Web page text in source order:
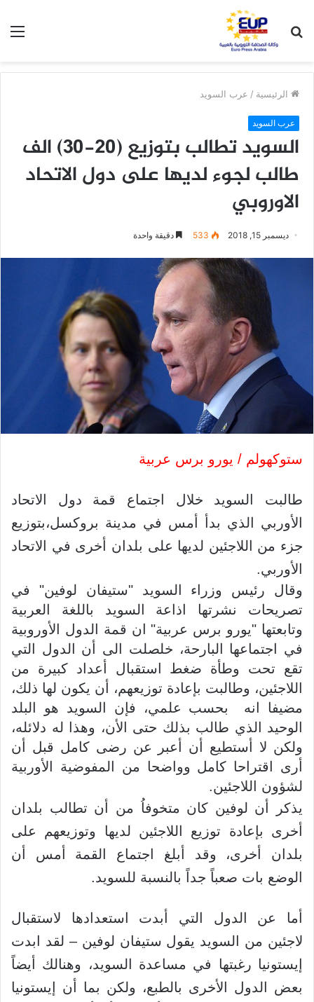
عن
الرئيسية / عرب السويد
عرب السويد
السويد تطالب بتوزيع (20-30) الف
طالب لجوء لديها على دول الاتحاد
الاوروبي
ديسمبر 15, 2018 533 دقيقة واحدة
ستوكهولم / يورو برس عربية
طالبت السويد خلال اجتماع قمة دول الاتحاد
الأوربي الذي بدأ أمس في مدينة بروكسل،بتوزيع
جزء من اللاجئين لديها على بلدان أخرى في الاتحاد
الأوربي.
وقال رئيس وزراء السويد "ستيفان لوفين" في
تصريحات نشرتها اذاعة السويد باللغة العربية
وتابعتها "يورو برس عربية" ان قمة الدول الأوروبية
في اجتماعها البارحة، خلصلت الى أن الدول التي
تقع تحت وطأة ضغط استقبال أعداد كبيرة من
اللاجئين، وطالبت بإعادة توزيعهم، أن يكون لها ذلك،
مضيفا انه بحسب علمي، فإن السويد هو البلد
الوحيد الذي طالب بذلك حتى الأن، وهذا له دلائله،
ولكن لا أستطيع أن أعبر عن رضى كامل قبل أن
أرى اقتراحا كامل وواضحا من المفوضية الأوربية
لشؤون اللاجئين.
يذكر أن لوفين كان متخوفاُ من أن تطالب بلدان
أخرى بإعادة توزيع اللاجئين لديها وتوزيعهم على
بلدان أخرى، وقد أبلغ اجتماع القمة أمس أن
الوضع بات صعباً جداً بالنسبة للسويد.
أما عن الدول التي أبدت استعدادها لاستقبال
لاجئين من السويد يقول ستيفان لوفين – لقد ابدت
إيستونيا رغبتها في مساعدة السويد، وهنالك أيضاً
بعض الدول الأخرى بالطبع، ولكن بما أن إيستونيا